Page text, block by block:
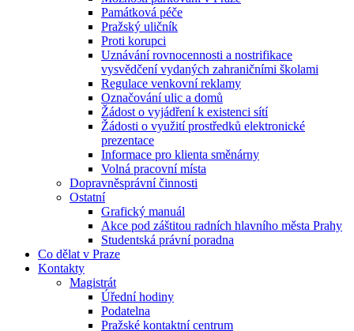
Památková péče
Pražský uličník
Proti korupci
Uznávání rovnocennosti a nostrifikace
vysvědčení vydaných zahraničními školami
Regulace venkovní reklamy
Označování ulic a domů
Žádost o vyjádření k existenci sítí
Žádosti o využití prostředků elektronické
prezentace
Informace pro klienta směnárny
Volná pracovní místa
Dopravněsprávní činnosti
Ostatní
Grafický manuál
Akce pod záštitou radních hlavního města Prahy
Studentská právní poradna
Co dělat v Praze
Kontakty
Magistrát
Úřední hodiny
Podatelna
Pražské kontaktní centrum